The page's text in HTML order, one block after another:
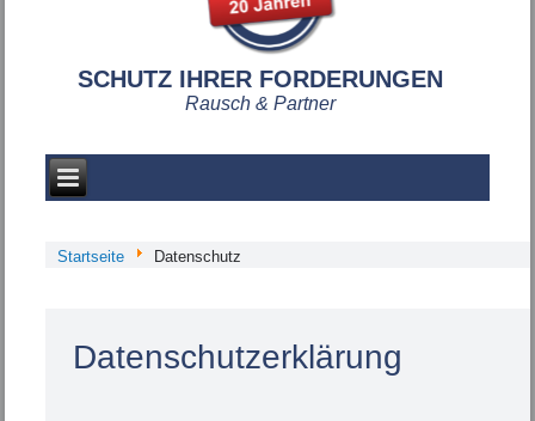
SCHUTZ IHRER FORDERUNGEN
Rausch & Partner
Startseite Datenschutz
Datenschutzerklärung